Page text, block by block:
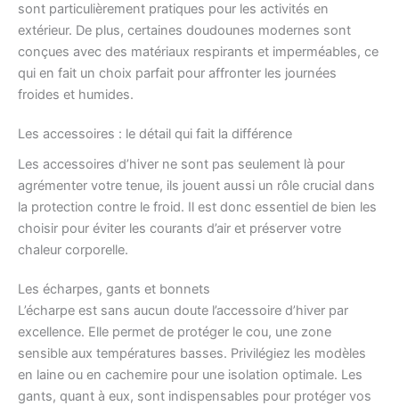
sont particulièrement pratiques pour les activités en
extérieur. De plus, certaines doudounes modernes sont
conçues avec des matériaux respirants et imperméables, ce
qui en fait un choix parfait pour affronter les journées
froides et humides.
Les accessoires : le détail qui fait la différence
Les accessoires d’hiver ne sont pas seulement là pour
agrémenter votre tenue, ils jouent aussi un rôle crucial dans
la protection contre le froid. Il est donc essentiel de bien les
choisir pour éviter les courants d’air et préserver votre
chaleur corporelle.
Les écharpes, gants et bonnets
L’écharpe est sans aucun doute l’accessoire d’hiver par
excellence. Elle permet de protéger le cou, une zone
sensible aux températures basses. Privilégiez les modèles
en laine ou en cachemire pour une isolation optimale. Les
gants, quant à eux, sont indispensables pour protéger vos